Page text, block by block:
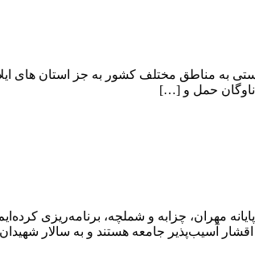
مناطق مختلف کشور به جز استان های
ناوگان حمل و […]
مهران، چزابه و شملچه، برنامه‌ریزی
آسیب‌پذیر جامعه هستند و به سالار شهیدان